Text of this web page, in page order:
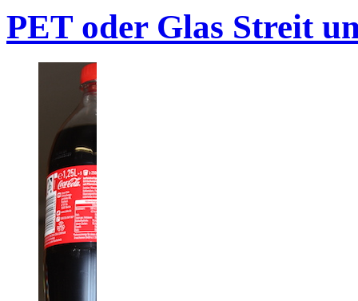
PET oder Glas Streit